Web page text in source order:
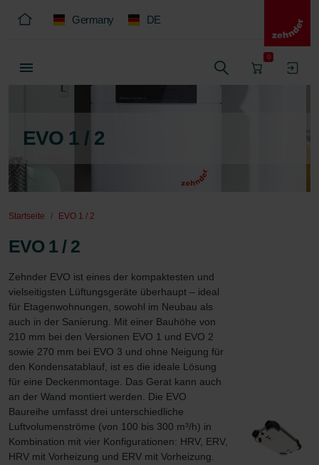
Germany DE
0
EVO 1 / 2
Startseite EVO 1 / 2
EVO 1 / 2
Zehnder EVO ist eines der kompaktesten und
vielseitigsten Lüftungsgeräte überhaupt – ideal
für Etagenwohnungen, sowohl im Neubau als
auch in der Sanierung. Mit einer Bauhöhe von
210 mm bei den Versionen EVO 1 und EVO 2
sowie 270 mm bei EVO 3 und ohne Neigung für
den Kondensatablauf, ist es die ideale Lösung
für eine Deckenmontage. Das Gerat kann auch
an der Wand montiert werden. Die EVO
Baureihe umfasst drei unterschiedliche
Luftvolumenströme (von 100 bis 300 m³/h) in
Kombination mit vier Konfigurationen: HRV, ERV,
HRV mit Vorheizung und ERV mit Vorheizung.